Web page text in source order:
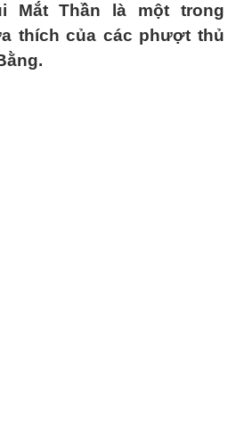
Mắt Thần là một trong
thích của các phượt thủ